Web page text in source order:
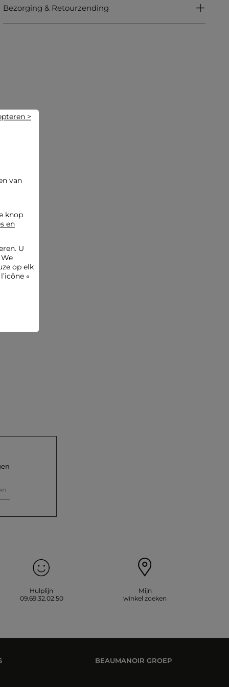
Het model is 1,75 m lang en draagt maat S/36
Maatadvies: kies uw gebruikelijke maat
Bezorging & Retourzending
Hulplijn
09.69.32.02.50
Mijn
winkel zoeken
BEAUMANOIR GROEP
van
knop
en
U
op elk
«
>